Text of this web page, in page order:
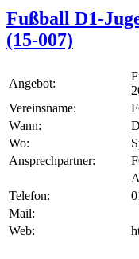
Fußball D1-
(15-007)
Angebot:
Vereinsname:
Wann:
Wo:
Ansprechpartner:
Telefon:
Mail:
Web: